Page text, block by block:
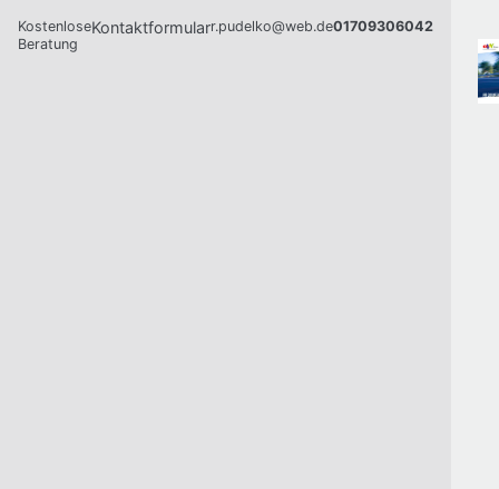
Kostenlose
Beratung
Kontaktformularr.pudelko@web.de01709306042